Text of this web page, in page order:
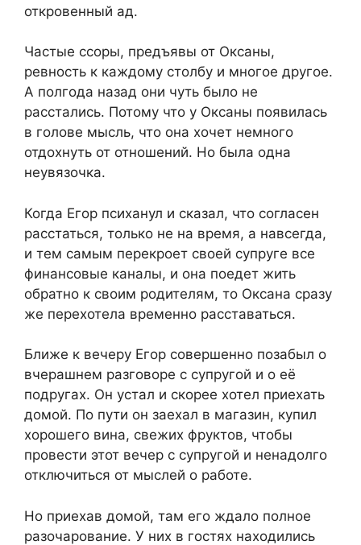
откровенный ад.
Частые ссоры, предъявы от Оксаны,
ревность к каждому столбу и многое другое.
А полгода назад они чуть было не
расстались. Потому что у Оксаны появилась
в голове мысль, что она хочет немного
отдохнуть от отношений. Но была одна
неувязочка.
Когда Егор психанул и сказал, что согласен
расстаться, только не на время, а навсегда,
и тем самым перекроет своей супруге все
финансовые каналы, и она поедет жить
обратно к своим родителям, то Оксана сразу
же перехотела временно расставаться.
Ближе к вечеру Егор совершенно позабыл о
вчерашнем разговоре с супругой и о её
подругах. Он устал и скорее хотел приехать
домой. По пути он заехал в магазин, купил
хорошего вина, свежих фруктов, чтобы
провести этот вечер с супругой и ненадолго
отключиться от мыслей о работе.
Но приехав домой, там его ждало полное
разочарование. У них в гостях находились